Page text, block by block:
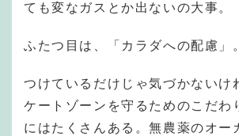
ても変なガスとか出ないの大事。
ふたつ目は、「カラダへの配慮」
つけているだけじゃ気づかないけ
ケートゾーンを守るためのこだわ
にはたくさんある。無農薬のオー